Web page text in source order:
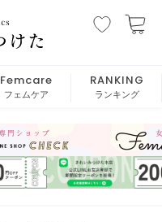
Femcare
フェムケア
RANKING
ランキング